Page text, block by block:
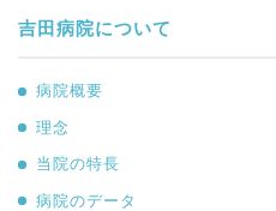
吉田病院について
病院概要
理念
当院の特長
病院のデータ